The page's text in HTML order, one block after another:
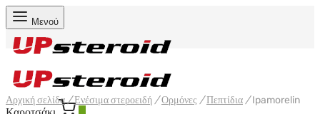
Μενού
Αρχική σελίδα/Ενέσιμα στεροειδή /Ορμόνες /Πεπτίδια /Ipamorelin